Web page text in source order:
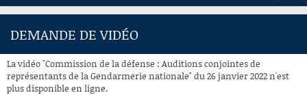
ACCUEIL
À LA DEMANDE
DEMANDE DE VIDÉO
La vidéo "Commission de la défense : Auditions conjointes de
représentants de la Gendarmerie nationale" du 26 janvier 2022 n'est
plus disponible en ligne.